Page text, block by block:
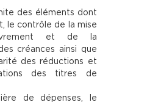
des éléments dont
le contrôle de la mise
et de la
créances ainsi que
des réductions et
des titres de
de dépenses, le